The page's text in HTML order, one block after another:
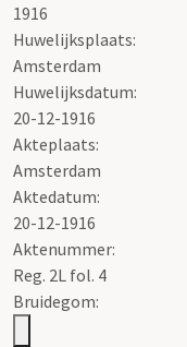
1916
Huwelijksplaats:
Amsterdam
Huwelijksdatum:
20-12-1916
Akteplaats:
Amsterdam
Aktedatum:
20-12-1916
Aktenummer:
Reg. 2L fol. 4
Bruidegom: